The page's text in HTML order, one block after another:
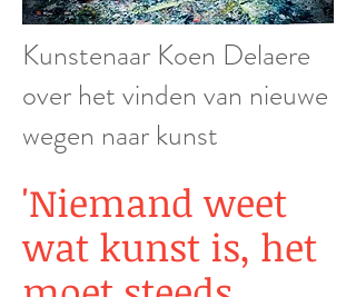
Kunstenaar Koen Delaere
over het vinden van nieuwe
wegen naar kunst
'Niemand weet
wat kunst is, het